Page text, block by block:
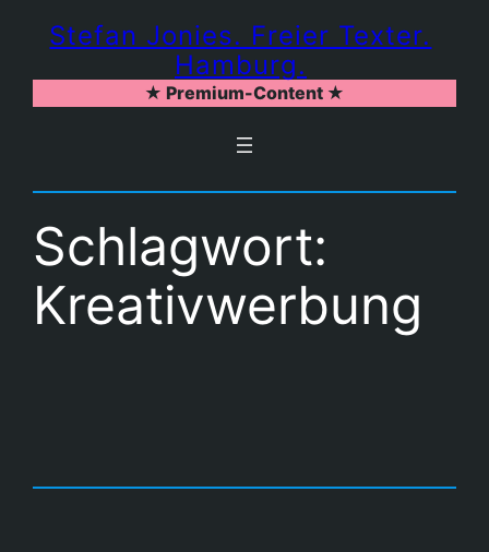
Inhalt
springen
Stefan Jonies. Freier Texter.
Hamburg.
★ Premium-Content ★
Schlagwort:
Kreativwerbung